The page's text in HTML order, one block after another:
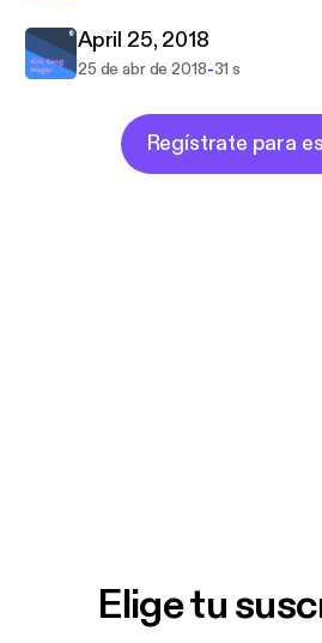
April 25, 2018
25 de abr de 2018-31 s
Regístrate para
Elige tu